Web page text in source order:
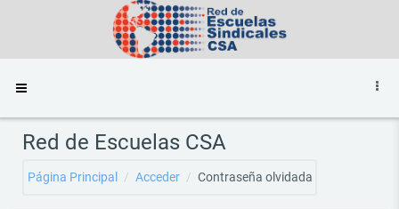
Panel lateral
Salta al contenido principal
Red de Escuelas CSA
Página Principal Acceder Contraseña olvidada